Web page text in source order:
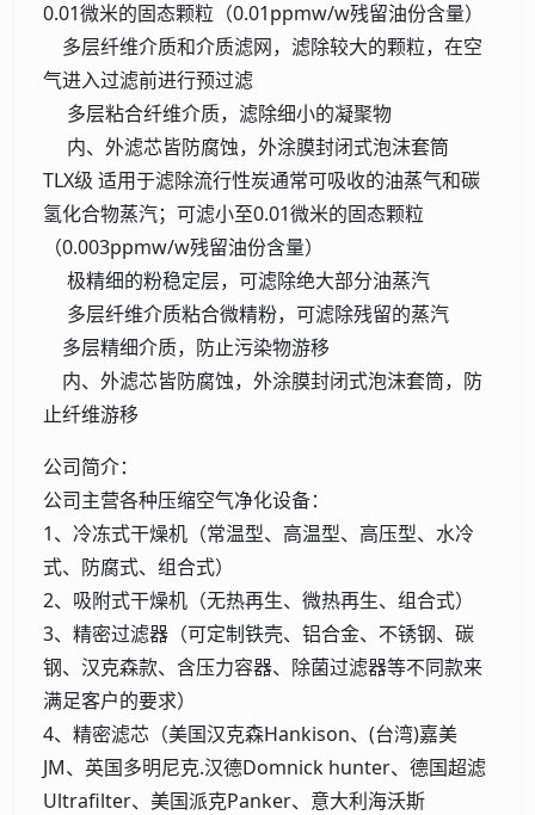
0.01微米的固态颗粒（0.01ppmw/w残留油份含量）
多层纤维介质和介质滤网，滤除较大的颗粒，在空
气进入过滤前进行预过滤
多层粘合纤维介质，滤除细小的凝聚物
内、外滤芯皆防腐蚀，外涂膜封闭式泡沫套筒
TLX级 适用于滤除流行性炭通常可吸收的油蒸气和碳
氢化合物蒸汽；可滤小至0.01微米的固态颗粒
（0.003ppmw/w残留油份含量）
极精细的粉稳定层，可滤除绝大部分油蒸汽
多层纤维介质粘合微精粉，可滤除残留的蒸汽
多层精细介质，防止污染物游移
内、外滤芯皆防腐蚀，外涂膜封闭式泡沫套筒，防
止纤维游移
公司简介：
公司主营各种压缩空气净化设备：
1、冷冻式干燥机（常温型、高温型、高压型、水冷
式、防腐式、组合式）
2、吸附式干燥机（无热再生、微热再生、组合式）
3、精密过滤器（可定制铁壳、铝合金、不锈钢、碳
钢、汉克森款、含压力容器、除菌过滤器等不同款来
满足客户的要求）
4、精密滤芯（美国汉克森Hankison、(台湾)嘉美
JM、英国多明尼克.汉德Domnick hunter、德国超滤
Ultrafilter、美国派克Panker、意大利海沃斯